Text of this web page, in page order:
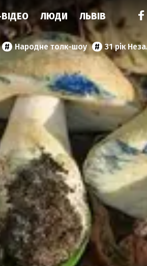
ЛЮДИ ЛЬВІВ
Народне толк-шоу 31 рік